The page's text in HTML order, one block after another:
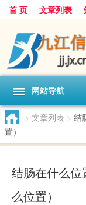
首 页 文章列表
网站导航
> 文章列表 > 结
置）
结肠在什么
么位置）